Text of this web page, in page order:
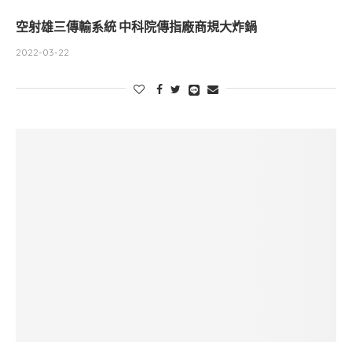
空射雄三傳輸系統 中科院傳指廠商規大炸鍋
2022-03-22